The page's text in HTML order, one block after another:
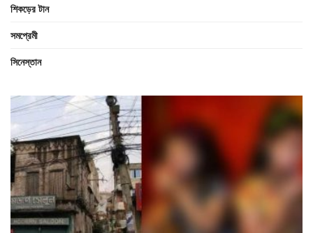
শিকড়ের টান
সমপ্রেমী
সিনেস্তান